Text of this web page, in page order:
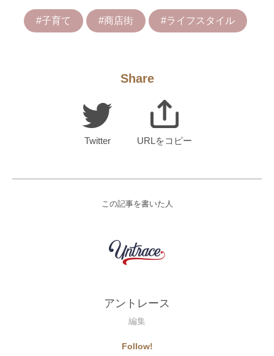
#子育て #商店街 #ライフスタイル
Share
Twitter URLをコピー
この記事を書いた人
アントレース
編集
Follow!